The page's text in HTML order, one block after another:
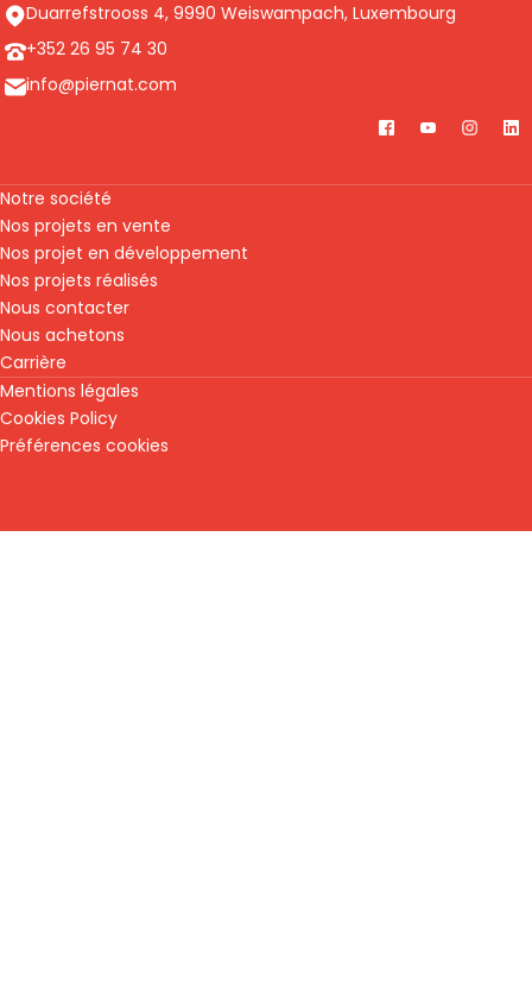
Adresse
Duarrefstrooss 4, 9990 Weiswampach, Luxembourg
Téléphone
+352 26 95 74 30
E-mail
info@piernat.com
Facebook
YouTube
Notre société
Nos projets en vente
Nos projet en développement
Nos projets réalisés
Nous contacter
Nous achetons
Carrière
Mentions légales
Cookies Policy
Préférences cookies